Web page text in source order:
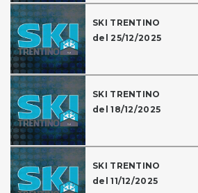
SKI TRENTINO
del 25/12/2025
SKI TRENTINO
del 18/12/2025
SKI TRENTINO
del 11/12/2025